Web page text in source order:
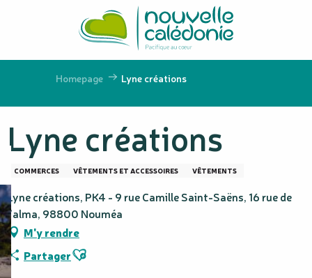
principal
Homepage Lyne créations
Lyne créations
COMMERCES VÊTEMENTS ET ACCESSOIRES VÊTEMENTS
Lyne créations, PK4 - 9 rue Camille Saint-Saëns, 16 rue de
l’alma, 98800 Nouméa
M'y rendre
PartagerAjouter aux favoris